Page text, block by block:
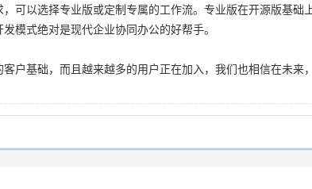
可以选择专业版或定制专属的工作流。专业版在开源版基
模式绝对是现代企业协同办公的好帮手。
户基础，而且越来越多的用户正在加入，我们也相信在未来